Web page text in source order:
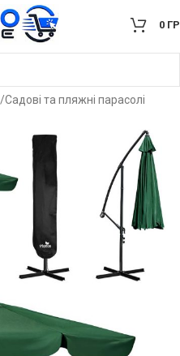
0
/Садові та пляжні парасолі